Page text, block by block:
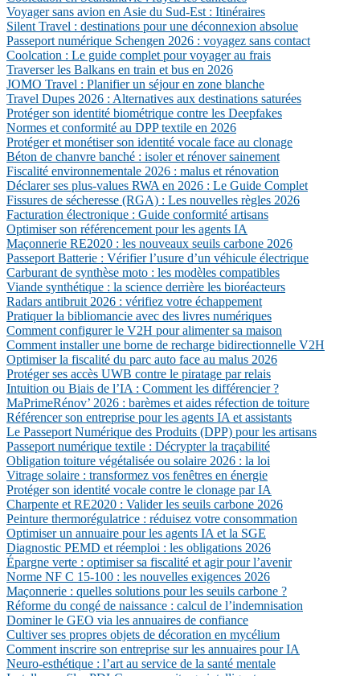
Voyager sans avion en Asie du Sud-Est : Itinéraires
Silent Travel : destinations pour une déconnexion absolue
Passeport numérique Schengen 2026 : voyagez sans contact
Coolcation : Le guide complet pour voyager au frais
Traverser les Balkans en train et bus en 2026
JOMO Travel : Planifier un séjour en zone blanche
Travel Dupes 2026 : Alternatives aux destinations saturées
Protéger son identité biométrique contre les Deepfakes
Normes et conformité au DPP textile en 2026
Protéger et monétiser son identité vocale face au clonage
Béton de chanvre banché : isoler et rénover sainement
Fiscalité environnementale 2026 : malus et rénovation
Déclarer ses plus-values RWA en 2026 : Le Guide Complet
Fissures de sécheresse (RGA) : Les nouvelles règles 2026
Facturation électronique : Guide conformité artisans
Optimiser son référencement pour les agents IA
Maçonnerie RE2020 : les nouveaux seuils carbone 2026
Passeport Batterie : Vérifier l’usure d’un véhicule électrique
Carburant de synthèse moto : les modèles compatibles
Viande synthétique : la science derrière les bioréacteurs
Radars antibruit 2026 : vérifiez votre échappement
Pratiquer la bibliomancie avec des livres numériques
Comment configurer le V2H pour alimenter sa maison
Comment installer une borne de recharge bidirectionnelle V2H
Optimiser la fiscalité du parc auto face au malus 2026
Protéger ses accès UWB contre le piratage par relais
Intuition ou Biais de l’IA : Comment les différencier ?
MaPrimeRénov’ 2026 : barèmes et aides réfection de toiture
Référencer son entreprise pour les agents IA et assistants
Le Passeport Numérique des Produits (DPP) pour les artisans
Passeport numérique textile : Décrypter la traçabilité
Obligation toiture végétalisée ou solaire 2026 : la loi
Vitrage solaire : transformez vos fenêtres en énergie
Protéger son identité vocale contre le clonage par IA
Charpente et RE2020 : Valider les seuils carbone 2026
Peinture thermorégulatrice : réduisez votre consommation
Optimiser un annuaire pour les agents IA et la SGE
Diagnostic PEMD et réemploi : les obligations 2026
Épargne verte : optimiser sa fiscalité et agir pour l’avenir
Norme NF C 15-100 : les nouvelles exigences 2026
Maçonnerie : quelles solutions pour les seuils carbone ?
Réforme du congé de naissance : calcul de l’indemnisation
Dominer le GEO via les annuaires de confiance
Cultiver ses propres objets de décoration en mycélium
Comment inscrire son entreprise sur les annuaires pour IA
Neuro-esthétique : l’art au service de la santé mentale